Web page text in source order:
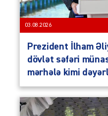
03.08.2026
Prezident İlham
dövlət səfəri
mərhələ kimi